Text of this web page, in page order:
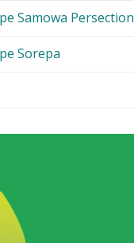
Samowa Persection
Sorepa